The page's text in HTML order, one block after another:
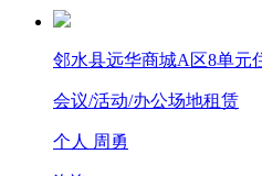
邻水县远华商城A区8单元
会议/活动/办公场地租赁
个人 周勇